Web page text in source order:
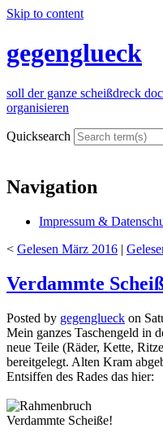
Skip to content
gegenglueck
soll der ganze scheißdreck
organisieren
Quicksearch
Navigation
Impressum &
< Gelesen März 2016 |
Verdammte
Posted by gegenglueck on
Mein ganzes Taschengeld in
neue Teile (Räder, Kette,
bereitgelegt. Alten Kram
Entsiffen des Rades das hier:
Verdammte Scheiße!